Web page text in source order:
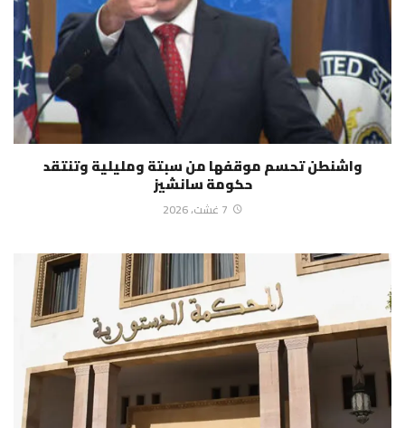
واشنطن تحسم موقفها من سبتة ومليلية وتنتقد
حكومة سانشيز
7 غشت، 2026